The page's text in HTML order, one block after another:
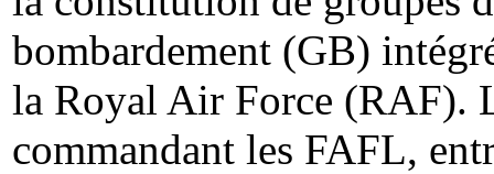
bombardement (GB)
la Royal Air Force (RAF).
commandant les FAFL,